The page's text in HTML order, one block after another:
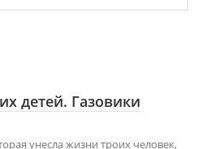
детей. Газовики
унесла жизни троих человек,